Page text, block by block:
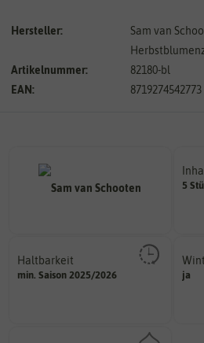
Hersteller:
Sam van
Artikelnummer:
82180-bl
EAN:
8719274542773
5
Haltbarkeit
min. Saison 2025/2026
und Pflanzgut sehr gut keimen
sollte.
ja